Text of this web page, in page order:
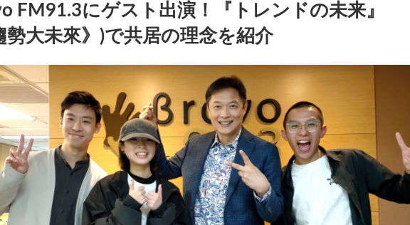
FM91.3にゲスト出演！『トレンドの未来』
勢大未來》)で共居の理念を紹介